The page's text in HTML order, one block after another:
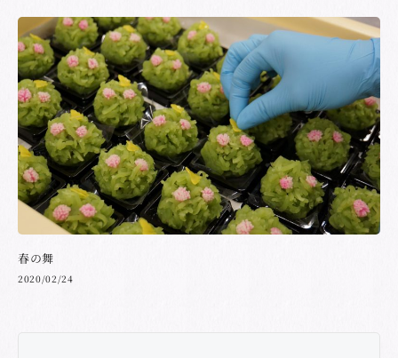
春の舞
2020/02/24